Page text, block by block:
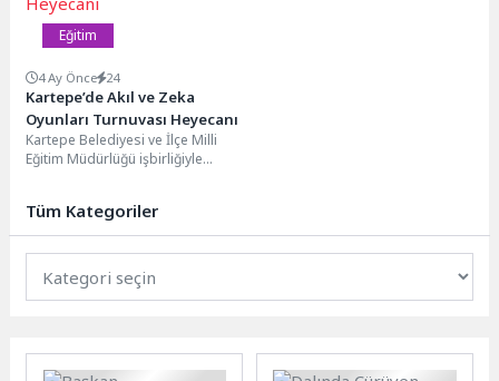
Eğitim
4 Ay Önce 24
Kartepe’de Akıl ve Zeka
Oyunları Turnuvası Heyecanı
Kartepe Belediyesi ve İlçe Milli
Eğitim Müdürlüğü işbirliğiyle
Tüm Kategoriler